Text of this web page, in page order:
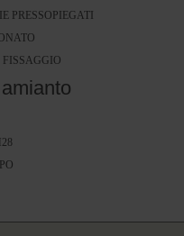
PRESSOPIEGATI